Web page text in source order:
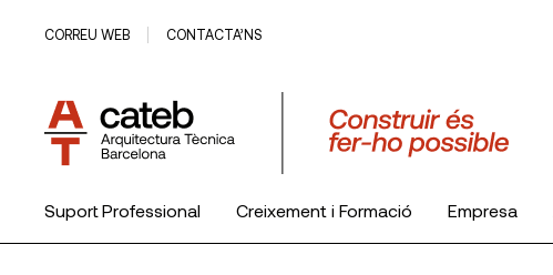
CORREU WEB CONTACTA’NS
Suport Professional Creixement i Formació Empresa